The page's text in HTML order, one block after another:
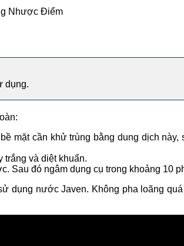
Nhược Điểm
dụng.
mặt cần khử trùng bằng dung dịch này,
trắng và diệt khuẩn.
Sau đó ngâm dụng cụ trong khoảng 10
dụng nước Javen. Không pha loãng